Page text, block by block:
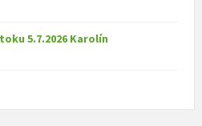
5.7.2026 Karolín